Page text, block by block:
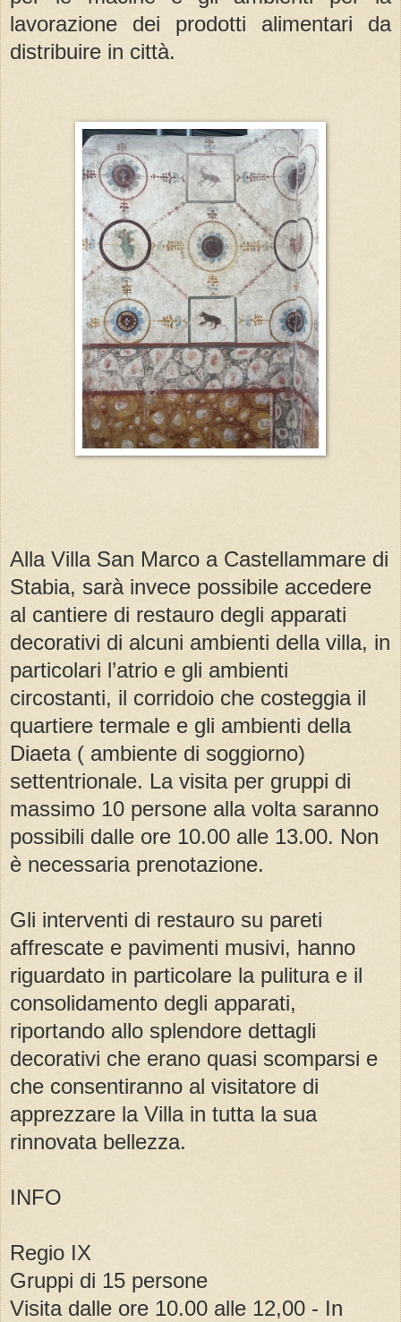
lavorazione dei prodotti alimentari da
distribuire in città.
Alla Villa San Marco a Castellammare di
Stabia, sarà invece possibile accedere
al cantiere di restauro degli apparati
decorativi di alcuni ambienti della villa, in
particolari l’atrio e gli ambienti
circostanti, il corridoio che costeggia il
quartiere termale e gli ambienti della
Diaeta ( ambiente di soggiorno)
settentrionale. La visita per gruppi di
massimo 10 persone alla volta saranno
possibili dalle ore 10.00 alle 13.00. Non
è necessaria prenotazione.
Gli interventi di restauro su pareti
affrescate e pavimenti musivi, hanno
riguardato in particolare la pulitura e il
consolidamento degli apparati,
riportando allo splendore dettagli
decorativi che erano quasi scomparsi e
che consentiranno al visitatore di
apprezzare la Villa in tutta la sua
rinnovata bellezza.
INFO
Regio IX
Gruppi di 15 persone
Visita dalle ore 10.00 alle 12,00 - In